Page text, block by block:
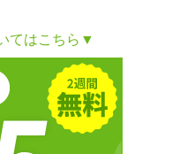
てはこちら▼